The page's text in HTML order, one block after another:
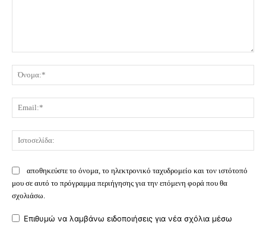
αποθηκεύστε το όνομα, το ηλεκτρονικό ταχυδρομείο και τον ιστότοπό
μου σε αυτό το πρόγραμμα περιήγησης για την επόμενη φορά που θα
σχολιάσω.
Επιθυμώ να λαμβάνω ειδοποιήσεις για νέα σχόλια μέσω